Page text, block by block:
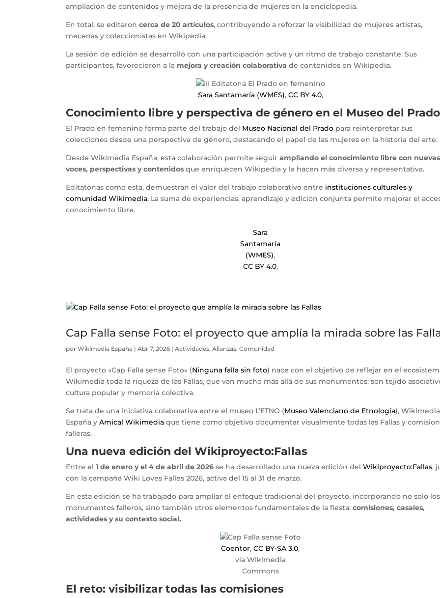
ampliación de contenidos y mejora de la presencia de mujeres en la enciclopedia.
En total, se editaroncerca de 20 artículos, contribuyendo a reforzar la visibilidad de mujeres artistas,
mecenas y coleccionistas en Wikipedia.
La sesión de edición se desarrolló con una participación activa y un ritmo de trabajo constante. Sus
participantes, favorecieron a la mejora y creación colaborativa de contenidos en Wikipedia.
Sara Santamaría (WMES), CC BY 4.0,
Conocimiento libre y perspectiva de género en el Museo del Prado
El Prado en femenino forma parte del trabajo del Museo Nacional del Prado para reinterpretar sus
colecciones desde una perspectiva de género, destacando el papel de las mujeres en la historia del arte.
Desde Wikimedia España, esta colaboración permite seguirampliando el conocimiento libre con nuevas
voces, perspectivas y contenidos que enriquecen Wikipedia y la hacen más diversa y representativa.
Editatonas como esta, demuestran el valor del trabajo colaborativo entre instituciones culturales y
comunidad Wikimedia. La suma de experiencias, aprendizaje y edición conjunta permite mejorar el
conocimiento libre.
Sara
Santamaría
(WMES),
CC BY 4.0,
Cap Falla sense Foto: el proyecto que amplía la mirada sobre las
porWikimedia España |Abr 7, 2026 |Actividades,Alianzas,Comunidad
El proyecto «Cap Falla sense Foto» (Ninguna falla sin foto) nace con el objetivo de reflejar en el
Wikimedia toda la riqueza de las Fallas, que van mucho más allá de sus monumentos: son tejido
cultura popular y memoria colectiva.
Se trata de una iniciativa colaborativa entre el museo L’ETNO (Museo Valenciano de Etnología), Wikimedia
España yAmical Wikimedia que tiene como objetivo documentar visualmente todas las Fallas y
falleras.
Una nueva edición del Wikiproyecto:Fallas
Entre el1 de enero y el 4 de abril de 2026 se ha desarrollado una nueva edición delWikiproyecto:Fallas,
con la campaña Wiki Loves Falles 2026, activa del 15 al 31 de marzo.
En esta edición se ha trabajado para ampliar el enfoque tradicional del proyecto, incorporando no solo los
monumentos falleros, sino también otros elementos fundamentales de la fiesta:comisiones, casales,
actividades y su contexto social.
Coentor,CC BY-SA 3.0,
via Wikimedia
Commons
El reto: visibilizar todas las comisiones